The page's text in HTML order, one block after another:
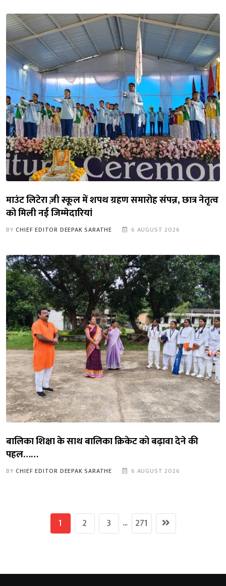
माउंट लिटेरा ज़ी स्कूल में शपथ ग्रहण समारोह संपन्न, छात्र नेतृत्व
को मिली नई जिम्मेदारियां
BYCHIEF EDITOR DEEPAK SARATHE 6 AUGUST 2026
बालिका शिक्षा के साथ बालिका क्रिकेट को बढ़ावा देने की
पहल……
BYCHIEF EDITOR DEEPAK SARATHE 6 AUGUST 2026
1 2 3 ... 271